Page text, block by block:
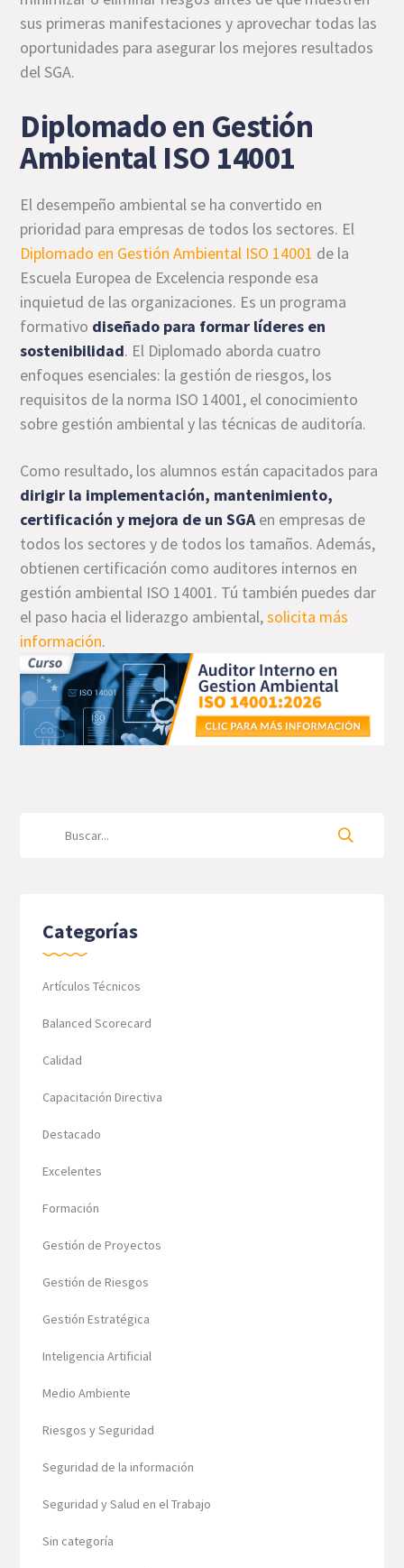
sus primeras manifestaciones y aprovechar todas las
oportunidades para asegurar los mejores resultados
del SGA.
Diplomado en Gestión
Ambiental ISO 14001
El desempeño ambiental se ha convertido en
prioridad para empresas de todos los sectores. El
Diplomado en Gestión Ambiental ISO 14001 de la
Escuela Europea de Excelencia responde esa
inquietud de las organizaciones. Es un programa
formativo diseñado para formar líderes en
sostenibilidad. El Diplomado aborda cuatro
enfoques esenciales: la gestión de riesgos, los
requisitos de la norma ISO 14001, el conocimiento
sobre gestión ambiental y las técnicas de auditoría.
Como resultado, los alumnos están capacitados para
dirigir la implementación, mantenimiento,
certificación y mejora de un SGA en empresas de
todos los sectores y de todos los tamaños. Además,
obtienen certificación como auditores internos en
gestión ambiental ISO 14001. Tú también puedes dar
el paso hacia el liderazgo ambiental,solicita más
información.
Categorías
Artículos Técnicos
Balanced Scorecard
Calidad
Capacitación Directiva
Destacado
Excelentes
Formación
Gestión de Proyectos
Gestión de Riesgos
Gestión Estratégica
Inteligencia Artificial
Medio Ambiente
Riesgos y Seguridad
Seguridad de la información
Seguridad y Salud en el Trabajo
Sin categoría